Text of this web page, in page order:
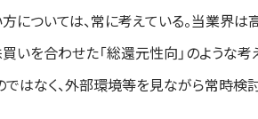
については、常に考えている。当業界
いを合わせた「総還元性向」のような
はなく、外部環境等を見ながら常時検討